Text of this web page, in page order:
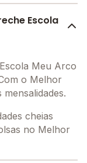
Escola
Meu Arco
o Melhor
cheias
no Melhor